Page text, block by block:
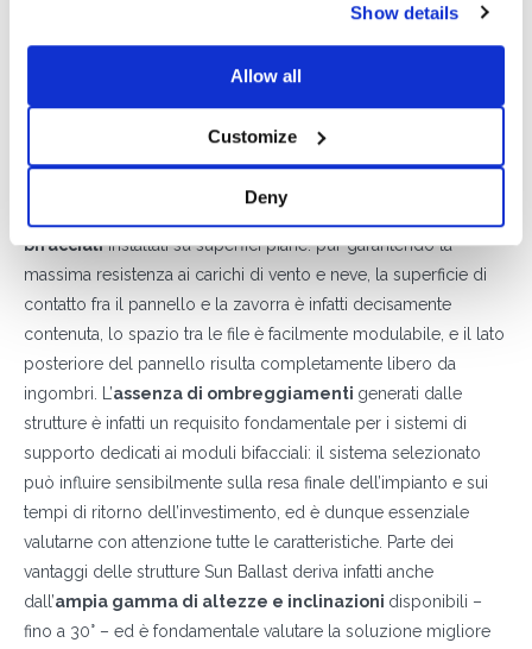
Show details
Allow all
Customize
Deny
bifaccialiinstallati su superfici piane: pur garantendo la
massima resistenza ai carichi di vento e neve, la superficie di
contatto fra il pannello e la zavorra è infatti decisamente
contenuta, lo spazio tra le file è facilmente modulabile, e il lato
posteriore del pannello risulta completamente libero da
ingombri. L’assenza di ombreggiamenti generati dalle
strutture è infatti un requisito fondamentale per i sistemi di
supporto dedicati ai moduli bifacciali: il sistema selezionato
può influire sensibilmente sulla resa finale dell’impianto e sui
tempi di ritorno dell’investimento, ed è dunque essenziale
valutarne con attenzione tutte le caratteristiche. Parte dei
vantaggi delle strutture Sun Ballast deriva infatti anche
dall’ampia gamma di altezze e inclinazioni disponibili –
fino a 30° – ed è fondamentale valutare la soluzione migliore